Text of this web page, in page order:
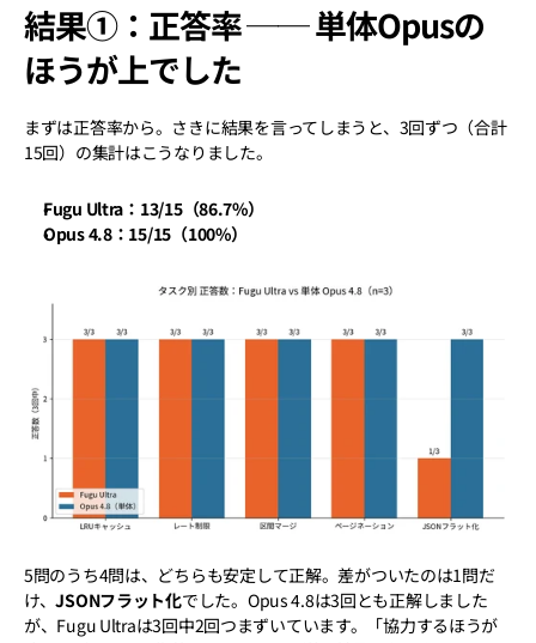
結果①：正答率 ── 単体Opusの
ほうが上でした
まずは正答率から。さきに結果を言ってしまうと、3回ずつ（合計
15回）の集計はこうなりました。
Fugu Ultra：13/15（86.7%）
Opus 4.8：15/15（100%）
5問のうち4問は、どちらも安定して正解。差がついたのは1問だ
け、JSONフラット化でした。Opus 4.8は3回とも正解しました
が、Fugu Ultraは3回中2回つまずいています。「協力するほうが